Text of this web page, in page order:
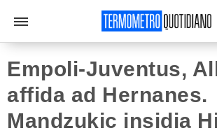
Empoli-Juventus,
affida ad Hernanes.
Mandzukic insidia